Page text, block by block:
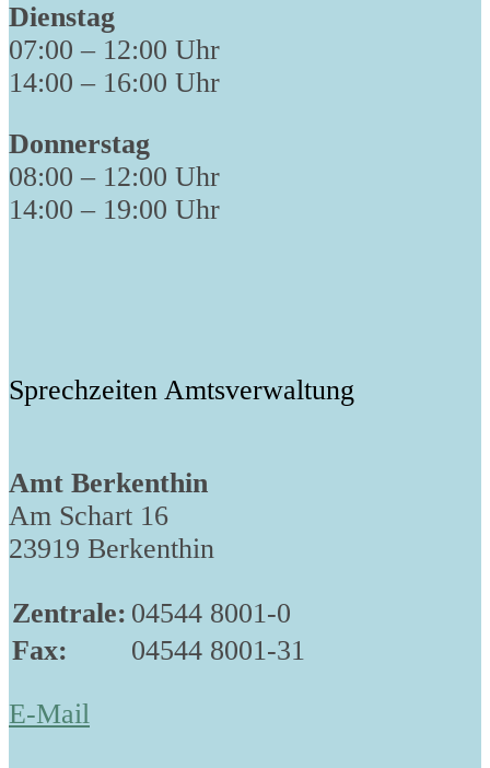
Dienstag
07:00 – 12:00 Uhr
14:00 – 16:00 Uhr
Donnerstag
08:00 – 12:00 Uhr
14:00 – 19:00 Uhr
Sprechzeiten Amtsverwaltung
Amt Berkenthin
Am Schart 16
23919 Berkenthin
Zentrale: 04544 8001-0
Fax:
04544 8001-31
E-Mail